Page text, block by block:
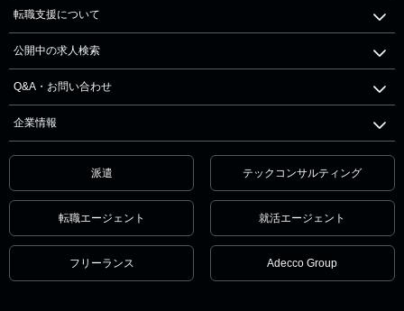
転職支援について
公開中の求人検索
Q&A・お問い合わせ
企業情報
派遣 テックコンサルティング
転職エージェント 就活エージェント
フリーランス Adecco Group